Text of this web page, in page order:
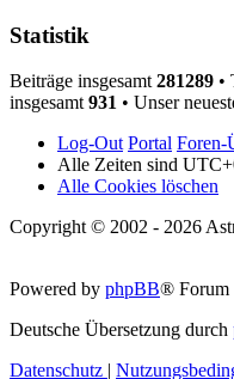
Statistik
Beiträge insgesamt 281289 •
insgesamt 931 • Unser
Log-Out Portal Foren-
Alle Zeiten sind
Alle Cookies löschen
Copyright © 2002 - 2026
Powered by phpBB® Forum
Deutsche Übersetzung durch
Datenschutz |